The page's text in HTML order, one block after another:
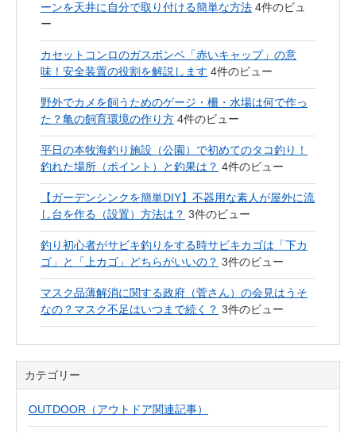
ーンを天井に自分で取り付ける簡単な方法 4件のビュ
ー
カセットコンロのガスボンベ「赤いキャップ」の意
味！安全装置の役割を解説します 4件のビュー
野外でカメを飼うためのゲージ・柵・水場は何で作っ
た？亀の飼育環境の作り方 4件のビュー
平日の本牧海釣り施設（公園）で初めてのタコ釣り！
釣れた場所（ポイント）と釣果は？ 4件のビュー
【ガーデンシンクを簡単DIY】不器用な素人が屋外に流
し台を作る（設置）方法は？ 3件のビュー
釣り初心者がサビキ釣りをする時サビキカゴは「下カ
ゴ」と「上カゴ」どちらがいいの？ 3件のビュー
マスク品薄解消に関する政府（菅さん）の会見はうそ
なの？マスク不足はいつまで続く？ 3件のビュー
カテゴリー
OUTDOOR（アウトドア関連記事）